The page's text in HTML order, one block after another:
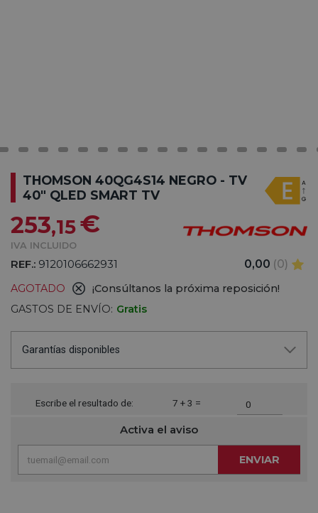
THOMSON 40QG4S14 NEGRO - TV
40" QLED SMART TV
253,15€
IVA INCLUIDO
REF.: 9120106662931 0,00 (0)
AGOTADO
¡Consúltanos la próxima reposición!
GASTOS DE ENVÍO: Gratis
Garantías disponibles
Escribe el resultado de: 7 + 3 =
Activa el aviso
ENVIAR